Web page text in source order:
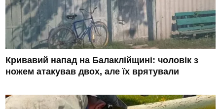
Кривавий напад на Балаклійщині: чоловік з
ножем атакував двох, але їх врятували